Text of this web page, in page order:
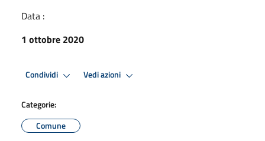
Data :
1 ottobre 2020
Condividi Vedi azioni
Categorie:
Comune